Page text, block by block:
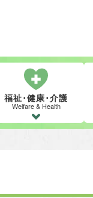
福祉･健康･介護
Welfare & Health